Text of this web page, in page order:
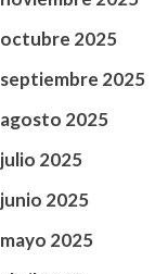
octubre 2025
septiembre 2025
agosto 2025
julio 2025
junio 2025
mayo 2025